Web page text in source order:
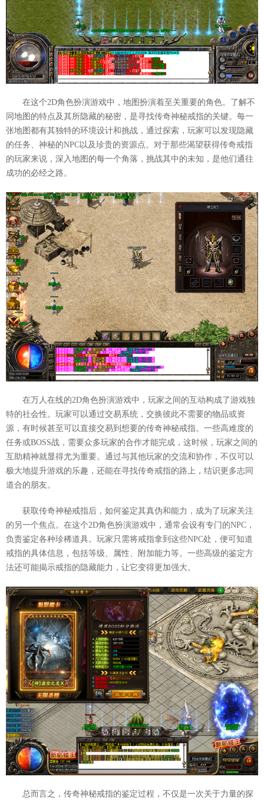
在这个2D角色扮演游戏中，地图扮演着至关重要的角色。了解不
同地图的特点及其所隐藏的秘密，是寻找传奇神秘戒指的关键。每一
张地图都有其独特的环境设计和挑战，通过探索，玩家可以发现隐藏
的任务、神秘的NPC以及珍贵的资源点。对于那些渴望获得传奇戒指
的玩家来说，深入地图的每一个角落，挑战其中的未知，是他们通往
成功的必经之路。
在万人在线的2D角色扮演游戏中，玩家之间的互动构成了游戏独
特的社会性。玩家可以通过交易系统，交换彼此不需要的物品或资
源，有时候甚至可以直接交易到想要的传奇神秘戒指。一些高难度的
任务或BOSS战，需要众多玩家的合作才能完成，这时候，玩家之间的
互助精神就显得尤为重要。通过与其他玩家的交流和协作，不仅可以
极大地提升游戏的乐趣，还能在寻找传奇戒指的路上，结识更多志同
道合的朋友。
获取传奇神秘戒指后，如何鉴定其真伪和能力，成为了玩家关注
的另一个焦点。在这个2D角色扮演游戏中，通常会设有专门的NPC，
负责鉴定各种珍稀道具。玩家只需将戒指拿到这些NPC处，便可知道
戒指的具体信息，包括等级、属性、附加能力等。一些高级的鉴定方
法还可能揭示戒指的隐藏能力，让它变得更加强大。
总而言之，传奇神秘戒指的鉴定过程，不仅是一次关于力量的探